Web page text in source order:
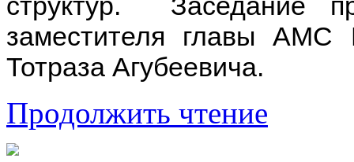
заместителя главы АМС
Тотраза Агубеевича.
Продолжить чтение